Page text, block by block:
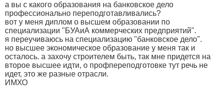
а вы с какого образования на банковское дело
профессионально переподготавливались?
вот у меня диплом о высшем образовании по
специализации "БУАиА коммерческих предприятий".
я переучиваюсь на специализацию "банковское дело".
но высшее экономическое образование у меня так и
осталось. а захочу строителем быть, так мне придется на
второе высшее идти, о профпереподготовке тут речь не
идет, это же разные отрасли.
ИМХО